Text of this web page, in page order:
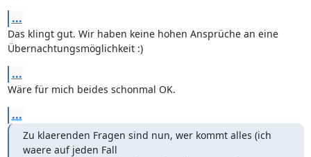
...
Das klingt gut. Wir haben keine hohen Ansprüche an eine
Übernachtungsmöglichkeit :)
...
Wäre für mich beides schonmal OK.
...
Zu klaerenden Fragen sind nun, wer kommt alles (ich
waere auf jeden Fall